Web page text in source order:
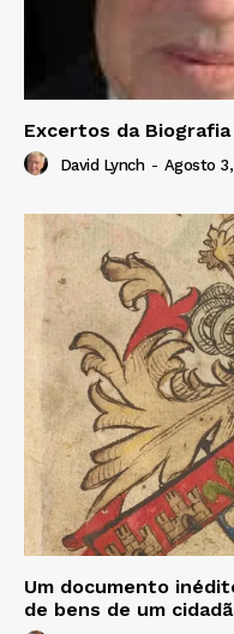
Excertos da
David Lynch - Agosto
Um documento
de bens de um